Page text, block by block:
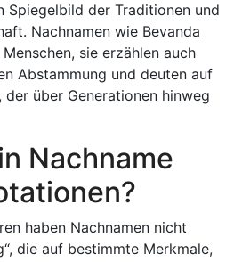
Spiegelbild der Traditionen und
Nachnamen wie Bevanda
sie erzählen auch
Abstammung und deuten auf
der über Generationen hinweg
Nachname
haben Nachnamen nicht
die auf bestimmte Merkmale,